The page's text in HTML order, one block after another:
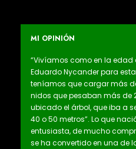
MI OPINIÓN
“Vivíamos como en la edad
Eduardo Nycander para
teníamos que cargar más
nidos que pesaban más de
ubicado el árbol, que iba a
40 o 50 metros”. Lo que
entusiasta, de mucho
se ha convertido en una de